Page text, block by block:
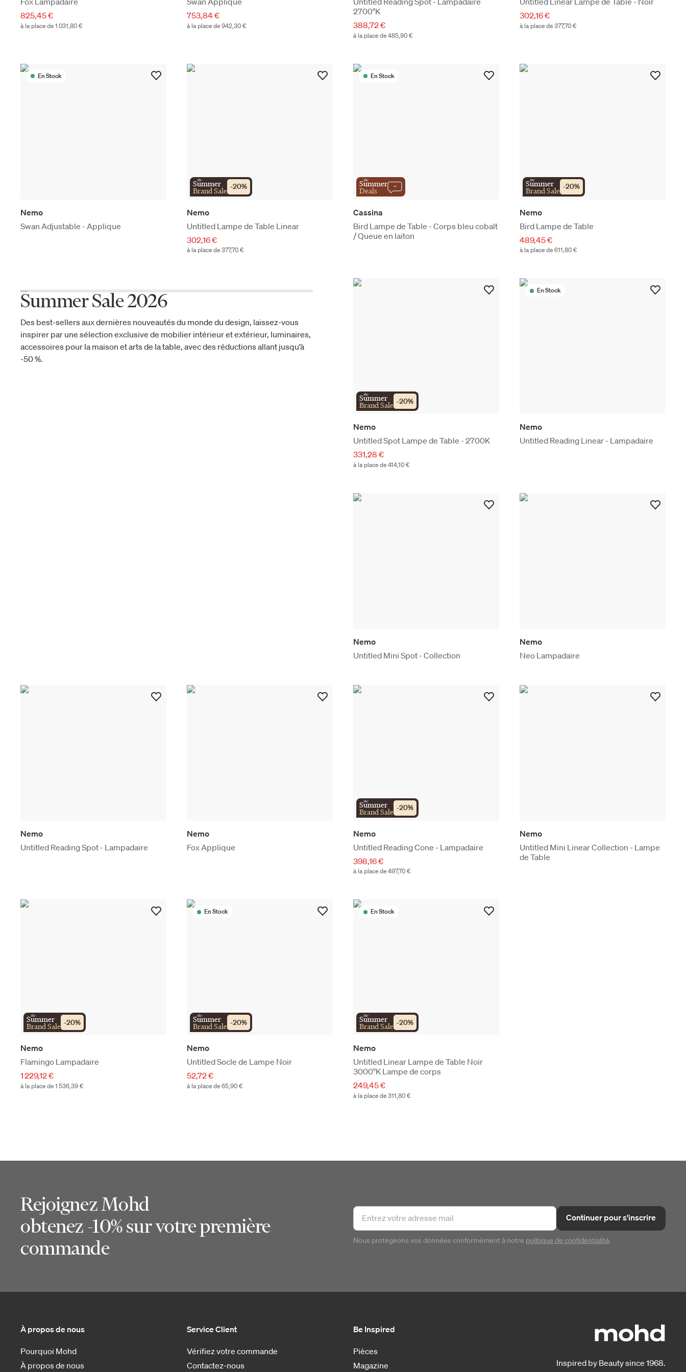
825,45 €
à la place de 1 031,80 €
753,84 €
à la place de 942,30 €
2700°K
388,72 €
à la place de 485,90 €
302,16 €
à la place de 377,70 €
En Stock
Nemo
Swan Adjustable - Applique
the
Summer
Brand Sale -20%
Nemo
Untitled Lampe de Table Linear
302,16 €
à la place de 377,70 €
En Stock
the
Summer
Deals
Cassina
Bird Lampe de Table - Corps bleu cobalt
/ Queue en laiton
the
Summer
Brand Sale -20%
Nemo
Bird Lampe de Table
489,45 €
à la place de 611,80 €
Summer Sale 2026
Des best-sellers aux dernières nouveautés du monde du design, laissez-vous
inspirer par une sélection exclusive de mobilier intérieur et extérieur, luminaires,
accessoires pour la maison et arts de la table, avec des réductions allant jusqu’à
-50 %.
the
Summer
Brand Sale -20%
Nemo
Untitled Spot Lampe de Table - 2700K
331,28 €
à la place de 414,10 €
En Stock
Nemo
Untitled Reading Linear - Lampadaire
Nemo
Untitled Mini Spot - Collection
Nemo
Neo Lampadaire
Nemo
Untitled Reading Spot - Lampadaire
Nemo
Fox Applique
the
Summer
Brand Sale -20%
Nemo
Untitled Reading Cone - Lampadaire
398,16 €
à la place de 497,70 €
Nemo
Untitled Mini Linear Collection - Lampe
de Table
the
Summer
Brand Sale -20%
Nemo
Flamingo Lampadaire
1 229,12 €
à la place de 1 536,39 €
En Stock
the
Summer
Brand Sale -20%
Nemo
Untitled Socle de Lampe Noir
52,72 €
à la place de 65,90 €
En Stock
the
Summer
Brand Sale -20%
Nemo
Untitled Linear Lampe de Table Noir
3000°K Lampe de corps
249,45 €
à la place de 311,80 €
Rejoignez Mohd
obtenez -10% sur votre première
commande
Continuer pour s'inscrire
Nous protégeons vos données conformément à notre politique de confidentialité.
Inspired by Beauty since 1968.
À propos de nous
Pourquoi Mohd
À propos de nous
Service Client
Vérifiez votre commande
Contactez-nous
Be Inspired
Pièces
Magazine